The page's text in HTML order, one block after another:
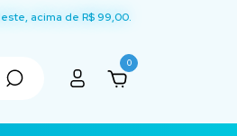
acima de R$ 99,00.
0